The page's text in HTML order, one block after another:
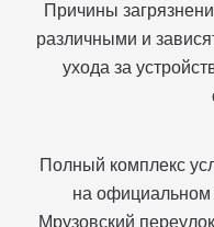
Причины
различными и
ухода за
Полный комплекс
на официальном
Мрузовский